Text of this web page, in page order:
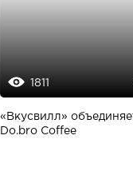
1811
«Вкусвилл»
Do.bro Coffee